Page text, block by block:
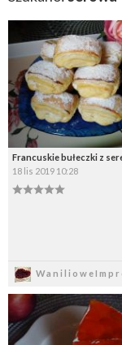
Francuskie bułeczki z
18 lis 2019 10:28
Dodaj
Dodaj